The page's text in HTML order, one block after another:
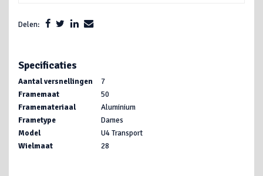
Delen:
Specificaties
Aantal versnellingen
7
Framemaat
50
Framemateriaal
Aluminium
Frametype
Dames
Model
U4 Transport
Wielmaat
28